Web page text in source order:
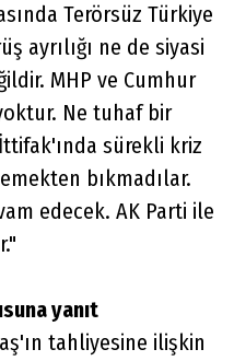
Terörsüz Türkiye
ayrılığı ne de siyasi
MHP ve Cumhur
Ne tuhaf bir
sürekli kriz
bıkmadılar.
edecek. AK Parti ile
yanıt
tahliyesine ilişkin